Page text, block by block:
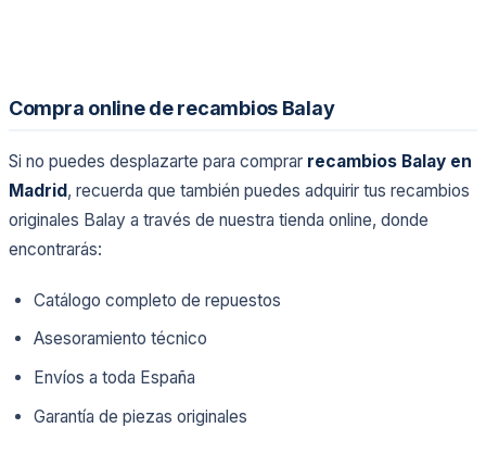
Compra online de recambios Balay
Si no puedes desplazarte para comprar recambios Balay en
Madrid, recuerda que también puedes adquirir tus recambios
originales Balay a través de nuestra tienda online, donde
encontrarás:
Catálogo completo de repuestos
Asesoramiento técnico
Envíos a toda España
Garantía de piezas originales